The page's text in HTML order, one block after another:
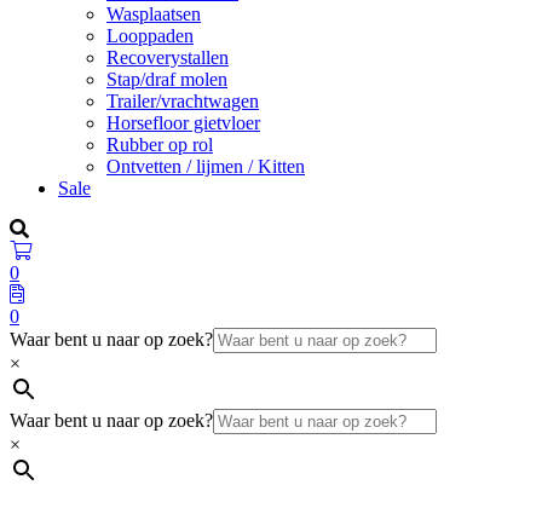
Wasplaatsen
Looppaden
Recoverystallen
Stap/draf molen
Trailer/vrachtwagen
Horsefloor gietvloer
Rubber op rol
Ontvetten / lijmen / Kitten
Sale
0
0
Waar bent u naar op zoek?
×
Waar bent u naar op zoek?
×